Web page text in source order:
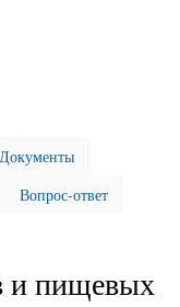
Документы
Вопрос-ответ
и пищевых